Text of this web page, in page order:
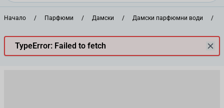
Начало / Парфюми / Дамски / Дамски парфюмни води /
TypeError: Failed to fetch